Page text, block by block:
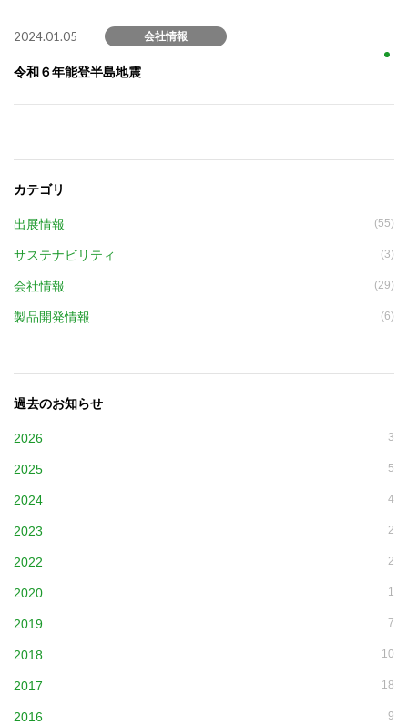
2024.01.05 会社情報
令和６年能登半島地震
カテゴリ
出展情報 (55)
サステナビリティ (3)
会社情報 (29)
製品開発情報 (6)
過去のお知らせ
2026 3
2025 5
2024 4
2023 2
2022 2
2020 1
2019 7
2018 10
2017 18
2016 9